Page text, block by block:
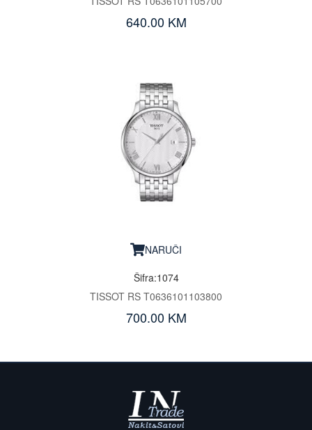
640.00 KM
NARUČI
Šifra:1074
TISSOT RS T0636101103800
700.00 KM